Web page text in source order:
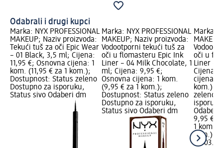
Odabrali i drugi kupci
Marka: NYX PROFESSIONAL
MAKEUP; Naziv proizvoda:
Tekući tuš za oči Epic Wear
– 01 Black, 3,5 ml; Cijena:
11,95 €; Osnovna cijena: 1
kom. (11,95 € za 1 kom.);
Dostupnost: Status zeleno
Dostupno za isporuku,
Status sivo Odaberi dm
Marka: NYX PROFESSIONAL
MAKEUP; Naziv proizvoda:
Vodootporni tekući tuš za
oči u flomasteru Epic Ink
Liner – 04 Milk Chocolate, 1
ml; Cijena: 9,95 €;
Osnovna cijena: 1 kom.
(9,95 € za 1 kom.);
Dostupnost: Status zeleno
Dostupno za isporuku,
Status sivo Odaberi dm
Marka:
oči u
Liner –
Cijena:
cijena: 1
kom.);
zeleno
Odaberi
9,95 €
1 kom.
kom.)